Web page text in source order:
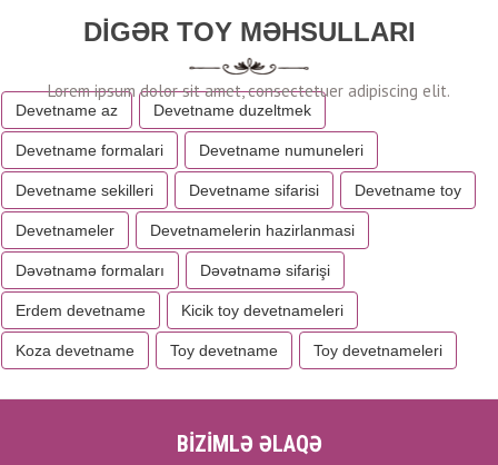
DIGƏR TOY MƏHSULLARI
Devetname az Devetname duzeltmek
Devetname formalari Devetname numuneleri
Devetname sekilleri Devetname sifarisi Devetname toy
Devetnameler Devetnamelerin hazirlanmasi
Dəvətnamə formaları Dəvətnamə sifarişi
Erdem devetname Kicik toy devetnameleri
Koza devetname Toy devetname Toy devetnameleri
BİZİMLƏ ƏLAQƏ